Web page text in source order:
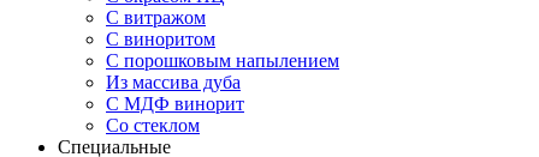
С витражом
С виноритом
С порошковым напылением
Из массива дуба
С МДФ винорит
Со стеклом
Специальные